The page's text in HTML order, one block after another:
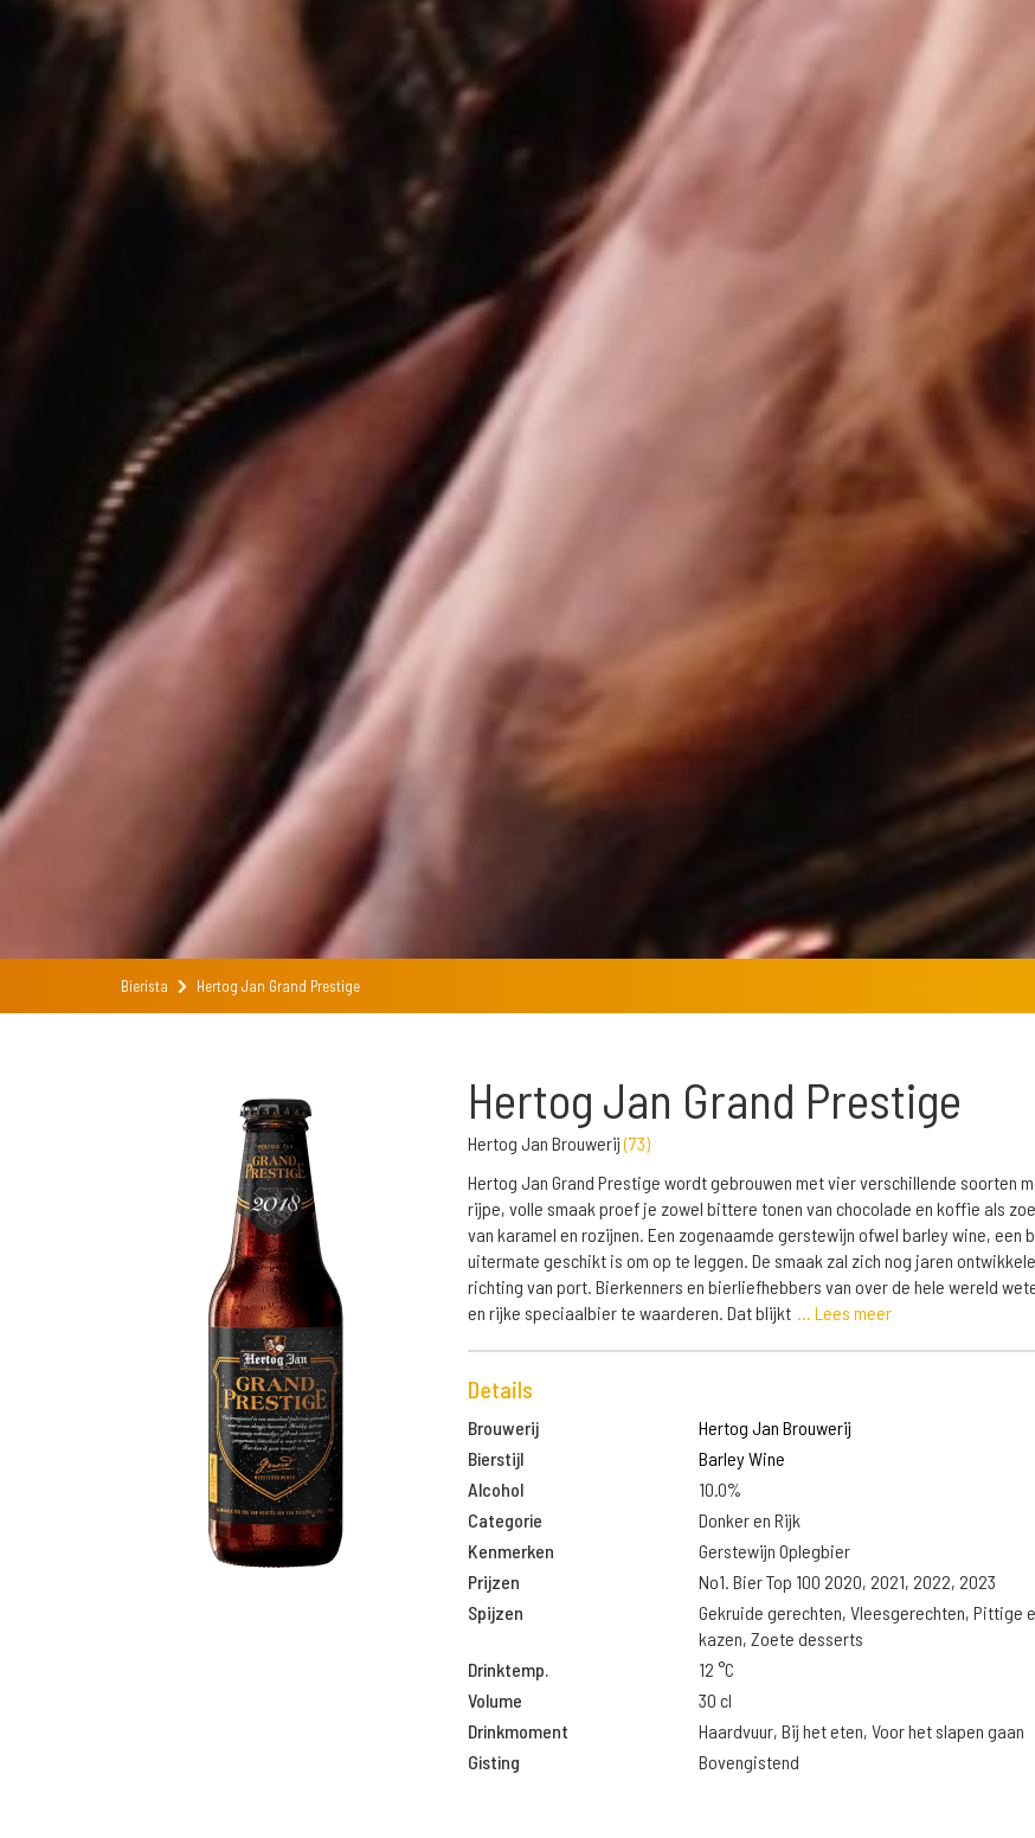
Bierista Hertog Jan Grand Prestige
Hertog Jan Grand Prestige
Hertog Jan Brouwerij(73)
Hertog Jan Grand Prestige wordt gebrouwen met vier verschillende soorten
rijpe, volle smaak proef je zowel bittere tonen van chocolade en koffie als
van karamel en rozijnen. Een zogenaamde gerstewijn ofwel barley wine, een
uitermate geschikt is om op te leggen. De smaak zal zich nog jaren
richting van port. Bierkenners en bierliefhebbers van over de hele wereld
en rijke speciaalbier te waarderen. Dat blijkt ... Lees meer
Details
Brouwerij
Hertog Jan Brouwerij
Bierstijl
Barley Wine
Alcohol
10.0%
Categorie
Donker en Rijk
Kenmerken
Gerstewijn Oplegbier
Prijzen
No1. Bier Top 100 2020, 2021, 2022, 2023
Spijzen
Gekruide gerechten, Vleesgerechten, Pittige
kazen, Zoete desserts
Drinktemp.
12 °C
Volume
30 cl
Drinkmoment
Haardvuur, Bij het eten, Voor het slapen gaan
Gisting
Bovengistend